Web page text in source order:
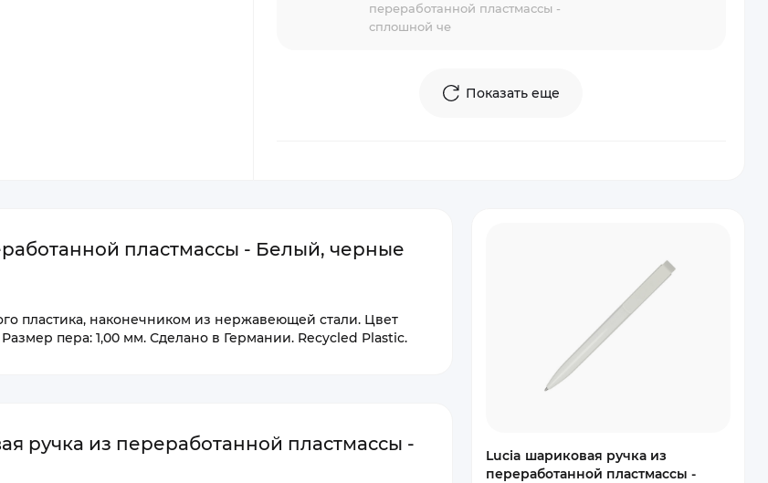
переработанной пластмассы -
сплошной че
Показать еще
пластмассы - Белый, черные
пластика, наконечником из нержавеющей стали. Цвет
пера: 1,00 мм. Сделано в Германии. Recycled Plastic.
ручка из переработанной пластмассы -
Lucia шариковая ручка из
переработанной пластмассы -